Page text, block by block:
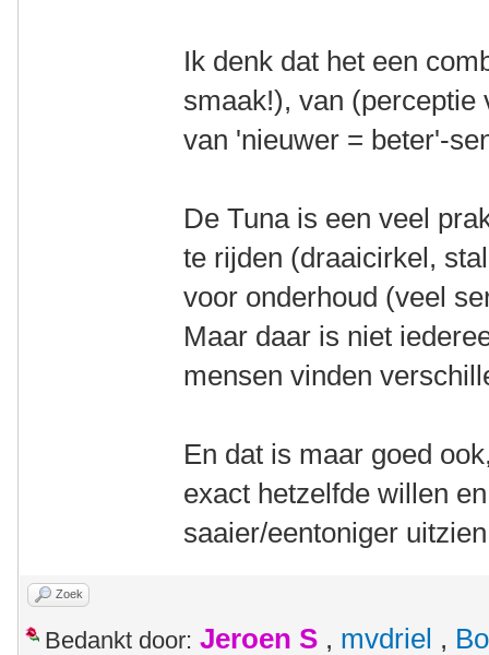
Ik denk dat het een
smaak!), van (perceptie
van 'nieuwer = beter'-
De Tuna is een veel
te rijden (draaicirkel,
voor onderhoud (veel
Maar daar is niet
mensen vinden
En dat is maar goed
exact hetzelfde willen
saaier/eentoniger
Zoek
Bedankt door: Jeroen S , mvdriel ,